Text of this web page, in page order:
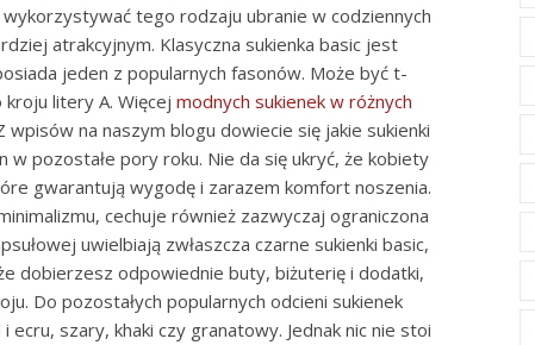
tego rodzaju ubranie w codziennych
atrakcyjnym. Klasyczna sukienka basic jest
jeden z popularnych fasonów. Może być t-
kroju litery A. Więcej modnych sukienek w różnych
na naszym blogu dowiecie się jakie sukienki
pozostałe pory roku. Nie da się ukryć, że kobiety
gwarantują wygodę i zarazem komfort noszenia.
cechuje również zazwyczaj ograniczona
uwielbiają zwłaszcza czarne sukienki basic,
dobierzesz odpowiednie buty, biżuterię i dodatki,
Do pozostałych popularnych odcieni sukienek
szary, khaki czy granatowy. Jednak nic nie stoi